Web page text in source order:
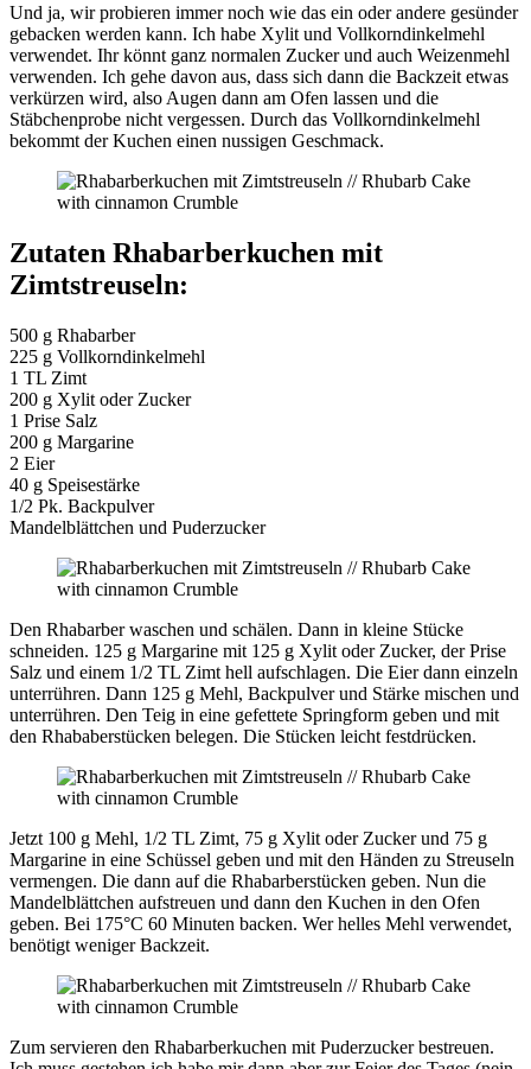
Und ja, wir probieren immer noch wie das ein oder andere gesünder
gebacken werden kann. Ich habe Xylit und Vollkorndinkelmehl
verwendet. Ihr könnt ganz normalen Zucker und auch Weizenmehl
verwenden. Ich gehe davon aus, dass sich dann die Backzeit etwas
verkürzen wird, also Augen dann am Ofen lassen und die
Stäbchenprobe nicht vergessen. Durch das Vollkorndinkelmehl
bekommt der Kuchen einen nussigen Geschmack.
Zutaten Rhabarberkuchen mit
Zimtstreuseln:
500 g Rhabarber
225 g Vollkorndinkelmehl
1 TL Zimt
200 g Xylit oder Zucker
1 Prise Salz
200 g Margarine
2 Eier
40 g Speisestärke
1/2 Pk. Backpulver
Mandelblättchen und Puderzucker
Den Rhabarber waschen und schälen. Dann in kleine Stücke
schneiden. 125 g Margarine mit 125 g Xylit oder Zucker, der Prise
Salz und einem 1/2 TL Zimt hell aufschlagen. Die Eier dann einzeln
unterrühren. Dann 125 g Mehl, Backpulver und Stärke mischen und
unterrühren. Den Teig in eine gefettete Springform geben und mit
den Rhababerstücken belegen. Die Stücken leicht festdrücken.
Jetzt 100 g Mehl, 1/2 TL Zimt, 75 g Xylit oder Zucker und 75 g
Margarine in eine Schüssel geben und mit den Händen zu Streuseln
vermengen. Die dann auf die Rhabarberstücken geben. Nun die
Mandelblättchen aufstreuen und dann den Kuchen in den Ofen
geben. Bei 175°C 60 Minuten backen. Wer helles Mehl verwendet,
benötigt weniger Backzeit.
Zum servieren den Rhabarberkuchen mit Puderzucker bestreuen.